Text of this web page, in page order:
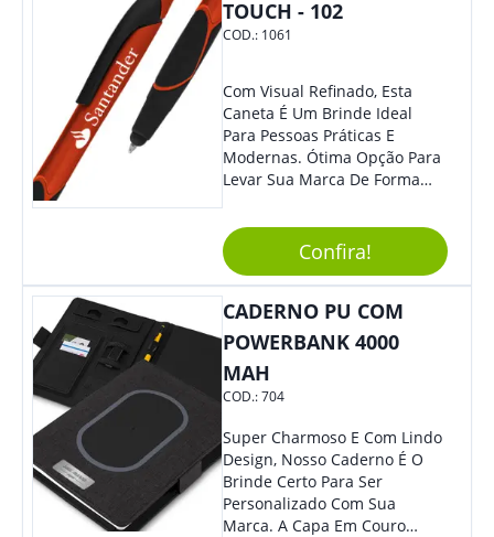
TOUCH - 102
COD.: 1061
Com Visual Refinado, Esta
Caneta É Um Brinde Ideal
Para Pessoas Práticas E
Modernas. Ótima Opção Para
Levar Sua Marca De Forma
Sua Empresa Em Eventos,
Reuniões Corporativas Ou Até
Mesmo Para Presentear
Colaboradores E Parceiros De
Sua Empresa.
Confira!
CADERNO PU COM
POWERBANK 4000
MAH
COD.:704
Super Charmoso E Com Lindo
Design, Nosso Caderno É O
Brinde Certo Para Ser
Personalizado Com Sua
Marca. A Capa Em Couro